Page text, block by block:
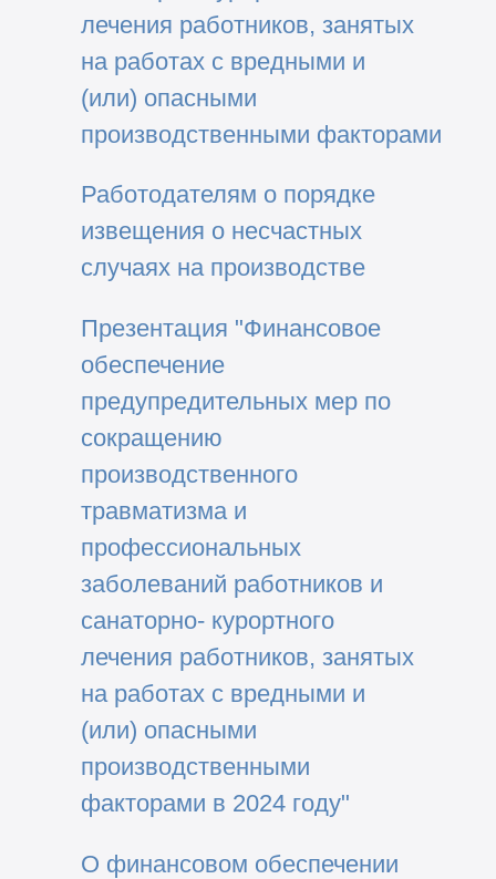
лечения работников, занятых
на работах с вредными и
(или) опасными
производственными факторами
Работодателям о порядке
извещения о несчастных
случаях на производстве
Презентация "Финансовое
обеспечение
предупредительных мер по
сокращению
производственного
травматизма и
профессиональных
заболеваний работников и
санаторно- курортного
лечения работников, занятых
на работах с вредными и
(или) опасными
производственными
факторами в 2024 году"
О финансовом обеспечении